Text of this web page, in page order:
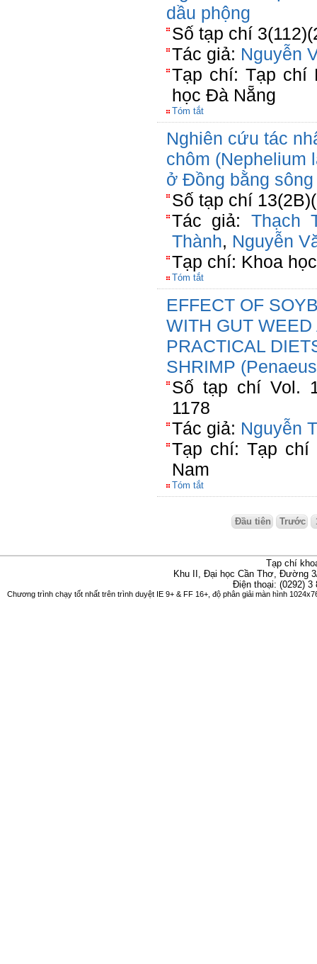
dầu phộng
Số tạp chí
Tác giả: Nguyễn
Tạp chí: Tạp chí
học Đà Nẵng
Tóm tắt
Nghiên cứu tác
chôm (Nephelium
ở Đồng bằng
Số tạp chí
Tác giả: Thạch
Thành, Nguyễn
Tạp chí: Khoa
Tóm tắt
EFFECT OF
WITH GUT
PRACTICAL
SHRIMP
Số tạp chí Vol.
1178
Tác giả: Nguyễn
Tạp chí: Tạp chí
Nam
Tóm tắt
Đầu tiên Trước
Tạp chí
Khu II, Đại học Cần Thơ, Đường
Điện thoại: (0292)
Chương trình chạy tốt nhất trên trình duyệt IE 9+ & FF 16+, độ phân giải màn hình